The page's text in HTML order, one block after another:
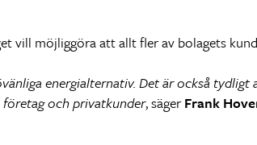
vill möjliggöra att allt fler av bolagets
energialternativ. Det är också tydligt
och privatkunder, sägerFrank